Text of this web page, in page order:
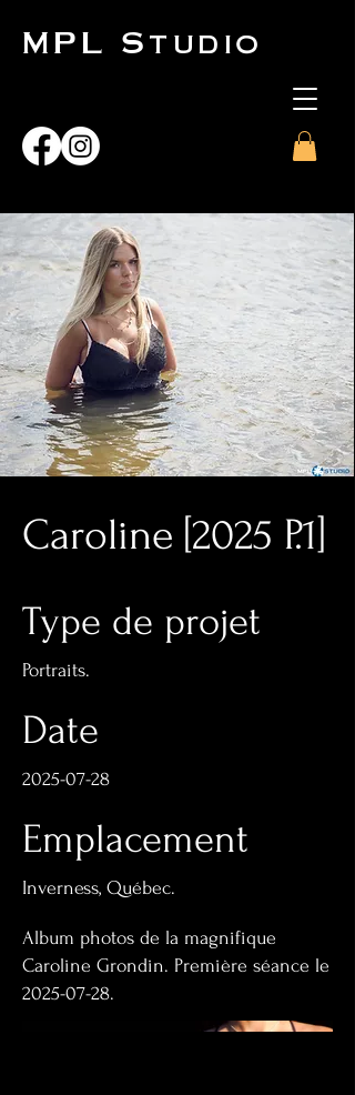
MPL Studio
Caroline [2025 P.1]
Type de projet
Portraits.
Date
2025-07-28
Emplacement
Inverness, Québec.
Album photos de la magnifique
Caroline Grondin. Première séance le
2025-07-28.